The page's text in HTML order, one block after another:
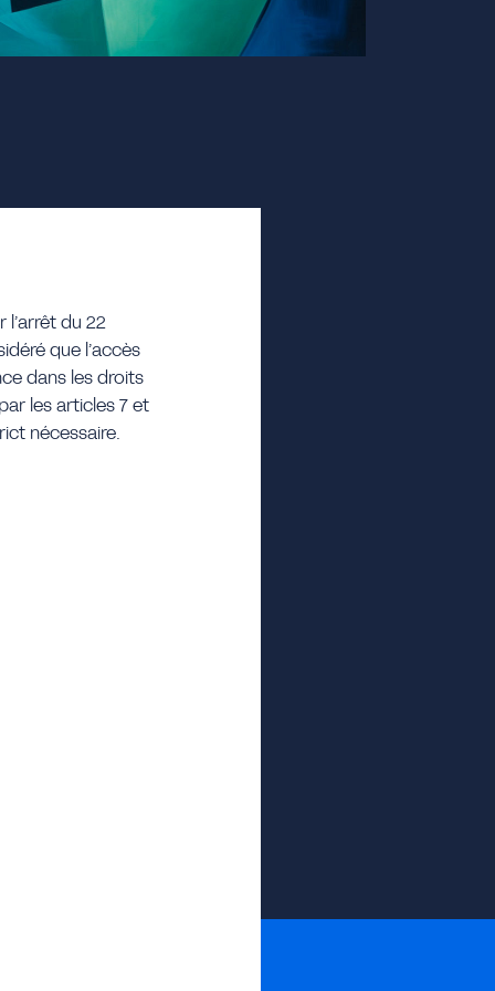
l’arrêt du 22
que l’accès
dans les droits
les articles 7 et
nécessaire.